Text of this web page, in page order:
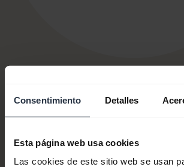
Consentimiento Detalles
Esta página web usa cookies
Las cookies de este sitio web se usan
N.º de artículo:750-09